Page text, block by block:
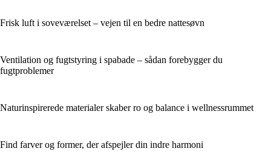
Frisk luft i soveværelset – vejen til en bedre nattesøvn
Ventilation og fugtstyring i spabade – sådan forebygger du
fugtproblemer
Naturinspirerede materialer skaber ro og balance i wellnessrummet
Find farver og former, der afspejler din indre harmoni